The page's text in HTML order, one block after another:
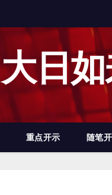
大日
重点开示 随笔